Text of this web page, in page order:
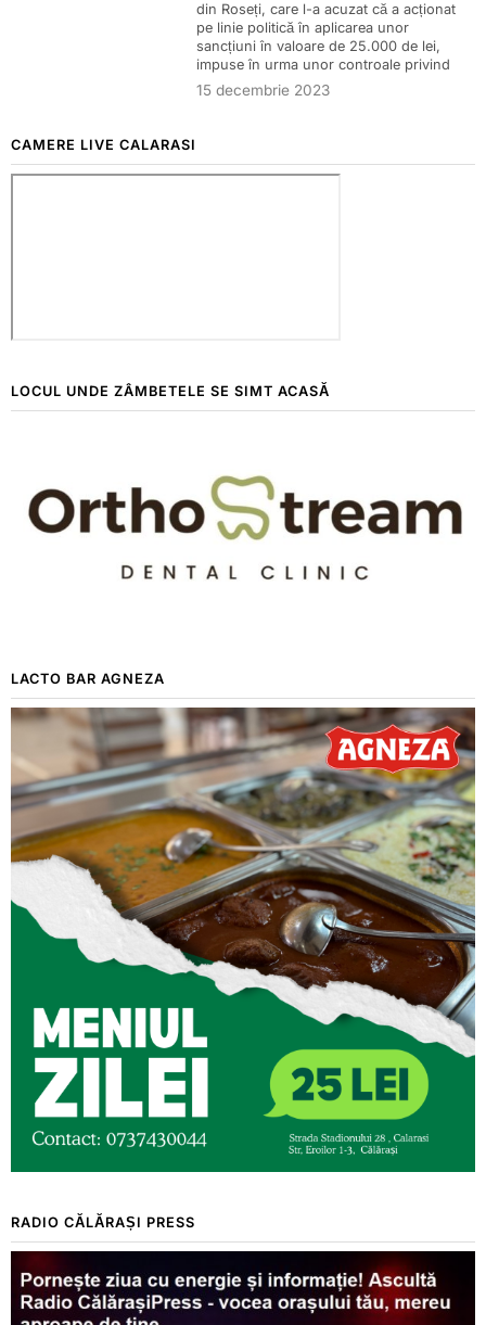
din Roseți, care l-a acuzat că a acționat
pe linie politică în aplicarea unor
sancțiuni în valoare de 25.000 de lei,
impuse în urma unor controale privind
15 decembrie 2023
CAMERE LIVE CALARASI
LOCUL UNDE ZÂMBETELE SE SIMT ACASĂ
LACTO BAR AGNEZA
RADIO CĂLĂRAȘI PRESS